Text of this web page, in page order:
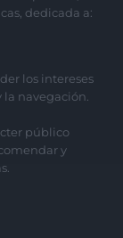
dedicada a:
los intereses
la navegación.
público
y